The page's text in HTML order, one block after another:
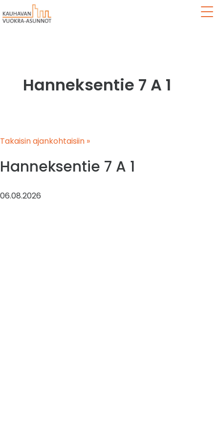
Hanneksentie 7 A 1
Takaisin ajankohtaisiin »
Hanneksentie 7 A 1
06.08.2026